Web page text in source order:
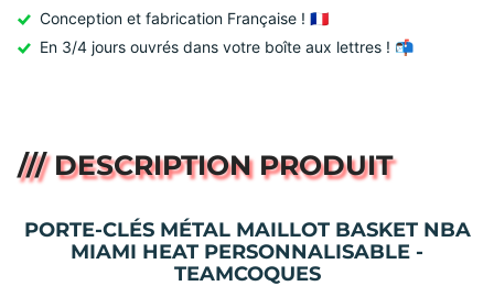
Conception et fabrication Française ! 🇫🇷
En 3/4 jours ouvrés dans votre boîte aux lettres ! 📬
/// DESCRIPTION PRODUIT
PORTE-CLÉS MÉTAL MAILLOT BASKET NBA
MIAMI HEAT PERSONNALISABLE -
TEAMCOQUES